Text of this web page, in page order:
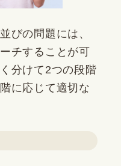
びの問題には、
チすることが可
分けて2つの段階
に応じて適切な